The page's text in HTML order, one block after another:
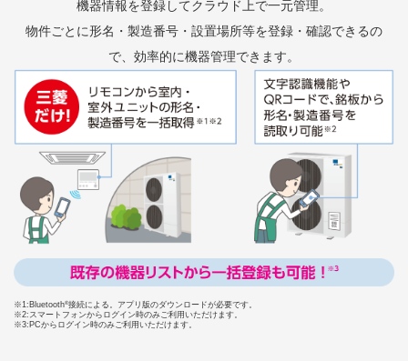
機器情報を登録してクラウド上で一元管理。
物件ごとに形名・製造番号・設置場所等を登録・確認できるの
で、効率的に機器管理できます。
※1:Bluetooth®接続による。アプリ版のダウンロードが必要です。
※2:スマートフォンからログイン時のみご利用いただけます。
※3:PCからログイン時のみご利用いただけます。